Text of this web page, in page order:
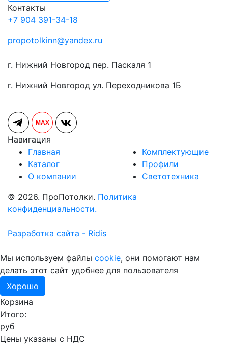
Контакты
+7 904 391-34-18
propotolkinn@yandex.ru
г. Нижний Новгород пер. Паскаля 1
г. Нижний Новгород ул. Переходникова 1Б
MAX
Навигация
Главная
Каталог
О компании
Комплектующие
Профили
Светотехника
© 2026. ПроПотолки. Политика
конфиденциальности.
Разработка сайта - Ridis
Мы используем файлы cookie, они помогают нам
делать этот сайт удобнее для пользователя
Хорошо
Корзина
Итого:
руб
Цены указаны с НДС